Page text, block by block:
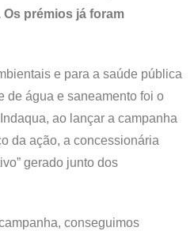
prémios já foram
e para a saúde pública
de água e saneamento foi o
ao lançar a campanha
da ação, a concessionária
gerado junto dos
conseguimos